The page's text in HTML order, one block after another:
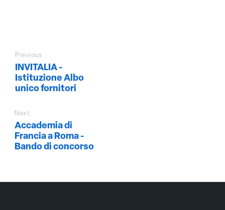
Previous
INVITALIA -
Istituzione Albo
unico fornitori
Next
Accademia di
Francia a Roma -
Bando di concorso